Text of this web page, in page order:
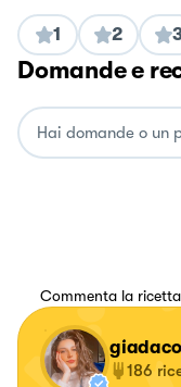
1 2
Domande e
Commenta la
186